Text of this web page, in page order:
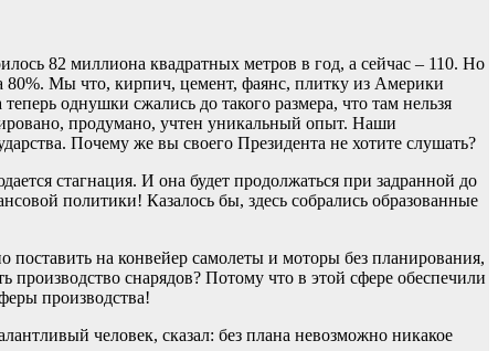
82 миллиона квадратных метров в год, а сейчас – 110. Но
80%. Мы что, кирпич, цемент, фаянс, плитку из Америки
однушки сжались до такого размера, что там нельзя
продумано, учтен уникальный опыт. Наши
Почему же вы своего Президента не хотите слушать?
стагнация. И она будет продолжаться при задранной до
политики! Казалось бы, здесь собрались образованные
на конвейер самолеты и моторы без планирования,
производство снарядов? Потому что в этой сфере обеспечили
производства!
человек, сказал: без плана невозможно никакое